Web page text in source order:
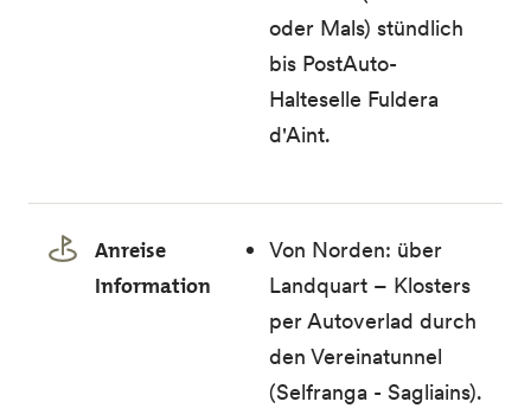
oder Mals) stündlich
bis PostAuto-
Halteselle Fuldera
d'Aint.
Anreise
Information
Von Norden: über
Landquart – Klosters
per Autoverlad durch
den Vereinatunnel
(Selfranga - Sagliains).